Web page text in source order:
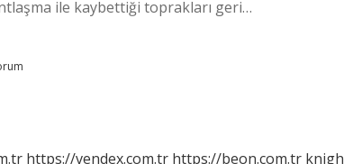
ile kaybettiği toprakları geri…
https://vendex.com.tr https://beon.com.tr